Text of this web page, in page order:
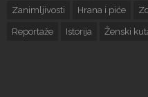
Zanimljivosti Hrana i piće
Reportaže Istorija Ženski